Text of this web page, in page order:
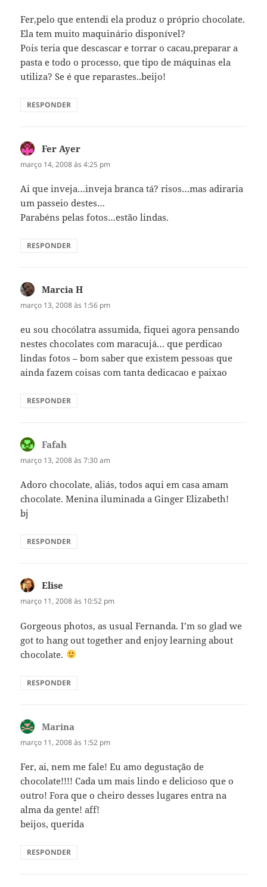
Fer,pelo que entendi ela produz o próprio chocolate.
Ela tem muito maquinário disponível?
Pois teria que descascar e torrar o cacau,preparar a
pasta e todo o processo, que tipo de máquinas ela
utiliza? Se é que reparastes..beijo!
RESPONDER
Fer Ayer
março 14, 2008 às 4:25 pm
Ai que inveja…inveja branca tá? risos…mas adiraria
um passeio destes…
Parabéns pelas fotos…estão lindas.
RESPONDER
Marcia H
março 13, 2008 às 1:56 pm
eu sou chocólatra assumida, fiquei agora pensando
nestes chocolates com maracujá… que perdicao
lindas fotos – bom saber que existem pessoas que
ainda fazem coisas com tanta dedicacao e paixao
RESPONDER
Fafah
março 13, 2008 às 7:30 am
Adoro chocolate, aliás, todos aqui em casa amam
chocolate. Menina iluminada a Ginger Elizabeth!
bj
RESPONDER
Elise
março 11, 2008 às 10:52 pm
Gorgeous photos, as usual Fernanda. I’m so glad we
got to hang out together and enjoy learning about
chocolate.
RESPONDER
Marina
março 11, 2008 às 1:52 pm
Fer, ai, nem me fale! Eu amo degustação de
chocolate!!!! Cada um mais lindo e delicioso que o
outro! Fora que o cheiro desses lugares entra na
alma da gente! aff!
beijos, querida
RESPONDER